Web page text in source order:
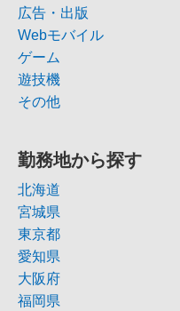
広告・出版
Webモバイル
ゲーム
遊技機
その他
勤務地から探す
北海道
宮城県
東京都
愛知県
大阪府
福岡県